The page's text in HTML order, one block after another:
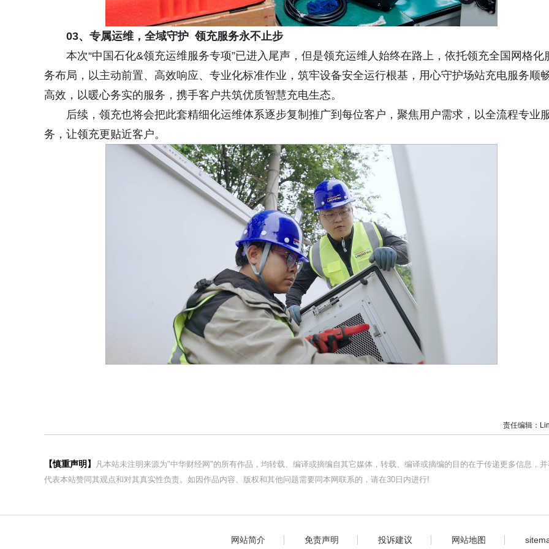
03、 专属运维 ，全域守护 领充服务永不止步
本次“中国石化&领充运维服务专项”已进入尾声，但是领充运维人始终在路上，依托领充全国网格化
务布局，以主动前置、高效响应、专业化标准作业，筑牢设备安全运行根基，用心守护场站充电服务顺
高效，以暖心务实的服务，携手客户共筑优质智慧充电生态。
后续，领充也将会把此套精细化运维体系逐步复制推广到每位客户，聚焦用户需求，以全流程专业
务，让领充更贴近客户。
责任编辑：
【慎重声明】
凡本站未注明来源为"中华财经网"的所有作品，均转载、编译或摘编自其它媒体，转载、编译或摘编的目的在于传递更多信息，并
代表本站赞同其观点和对其真实性负责。如因作品内容、版权和其他问题需要同本网联系的，请在30日内进行!
网站简介 免责声明 投诉建议 网站地图